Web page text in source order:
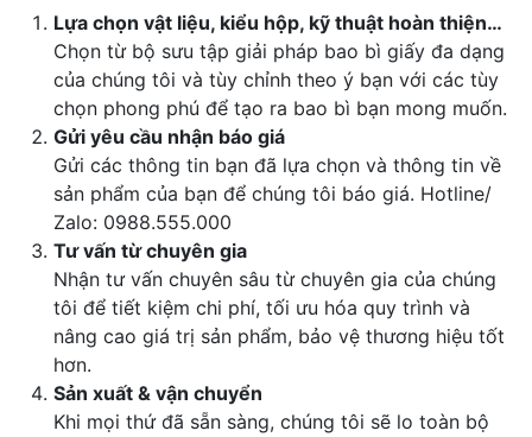
Lựa chọn vật liệu, kiểu hộp, kỹ thuật hoàn thiện…
Chọn từ bộ sưu tập giải pháp bao bì giấy đa dạng
của chúng tôi và tùy chỉnh theo ý bạn với các tùy
chọn phong phú để tạo ra bao bì bạn mong muốn.
Gửi yêu cầu nhận báo giá
Gửi các thông tin bạn đã lựa chọn và thông tin về
sản phẩm của bạn để chúng tôi báo giá. Hotline/
Zalo: 0988.555.000
Tư vấn từ chuyên gia
Nhận tư vấn chuyên sâu từ chuyên gia của chúng
tôi để tiết kiệm chi phí, tối ưu hóa quy trình và
nâng cao giá trị sản phẩm, bảo vệ thương hiệu tốt
hơn.
Sản xuất & vận chuyển
Khi mọi thứ đã sẵn sàng, chúng tôi sẽ lo toàn bộ